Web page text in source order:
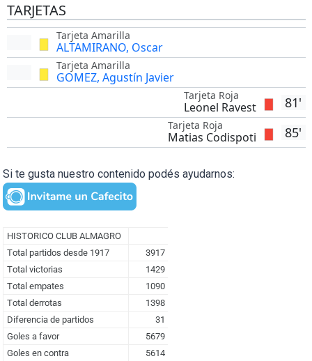
TARJETAS
Tarjeta Amarilla
ALTAMIRANO, Oscar
Tarjeta Amarilla
GOMEZ, Agustín Javier
81'
Tarjeta Roja
Leonel Ravest
85'
Tarjeta Roja
Matias Codispoti
Si te gusta nuestro contenido podés ayudarnos: